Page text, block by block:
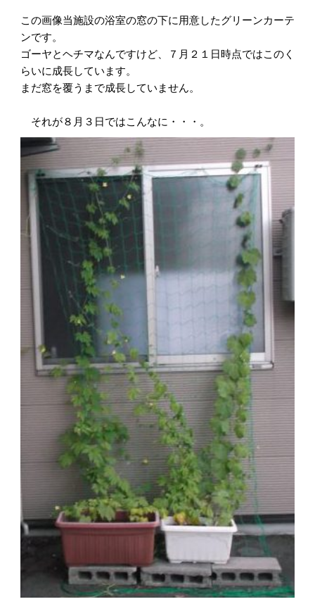
この画像当施設の浴室の窓の下に用意したグリーンカーテ
ンです。
ゴーヤとヘチマなんですけど、７月２１日時点ではこのく
らいに成長しています。
まだ窓を覆うまで成長していません。
それが８月３日ではこんなに・・・。